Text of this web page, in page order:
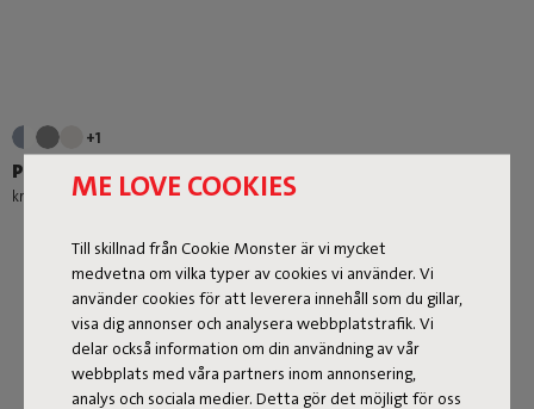
ME LOVE COOKIES
Till skillnad från Cookie Monster är vi mycket
medvetna om vilka typer av cookies vi använder. Vi
använder cookies för att leverera innehåll som du gillar,
visa dig annonser och analysera webbplatstrafik. Vi
delar också information om din användning av vår
webbplats med våra partners inom annonsering,
analys och sociala medier. Detta gör det möjligt för oss
+1
Point Outdoor
kr 1.339,00